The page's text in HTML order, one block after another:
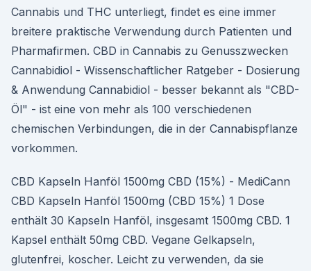
Cannabis und THC unterliegt, findet es eine immer
breitere praktische Verwendung durch Patienten und
Pharmafirmen. CBD in Cannabis zu Genusszwecken
Cannabidiol - Wissenschaftlicher Ratgeber - Dosierung
& Anwendung Cannabidiol - besser bekannt als "CBD-
Öl" - ist eine von mehr als 100 verschiedenen
chemischen Verbindungen, die in der Cannabispflanze
vorkommen.
CBD Kapseln Hanföl 1500mg CBD (15%) - MediCann
CBD Kapseln Hanföl 1500mg (CBD 15%) 1 Dose
enthält 30 Kapseln Hanföl, insgesamt 1500mg CBD. 1
Kapsel enthält 50mg CBD. Vegane Gelkapseln,
glutenfrei, koscher. Leicht zu verwenden, da sie